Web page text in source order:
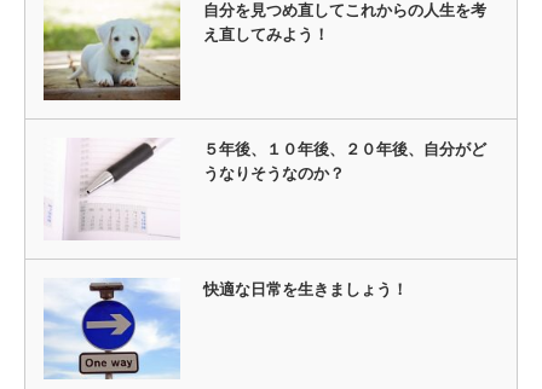
自分を見つめ直してこれからの人生を考
え直してみよう！
５年後、１０年後、２０年後、自分がど
うなりそうなのか？
快適な日常を生きましょう！